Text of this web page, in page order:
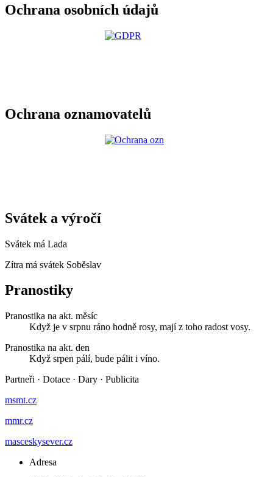
Ochrana osobních údajů
Ochrana oznamovatelů
Svátek a výročí
Svátek má Lada
Zítra má svátek Soběslav
Pranostiky
Pranostika na akt. měsíc
Když je v srpnu ráno hodně rosy, mají z toho radost vosy.
Pranostika na akt. den
Když srpen pálí, bude pálit i víno.
Partneři · Dotace · Dary · Publicita
msmt.cz
mmr.cz
masceskysever.cz
Adresa